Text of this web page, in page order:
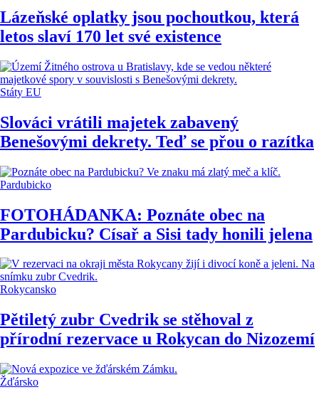
Lázeňské oplatky jsou pochoutkou, která
letos slaví 170 let své existence
Státy EU
Slováci vrátili majetek zabavený
Benešovými dekrety. Teď se přou o razítka
Pardubicko
FOTOHÁDANKA: Poznáte obec na
Pardubicku? Císař a Sisi tady honili jelena
Rokycansko
Pětiletý zubr Cvedrik se stěhoval z
přírodní rezervace u Rokycan do Nizozemí
Žďársko